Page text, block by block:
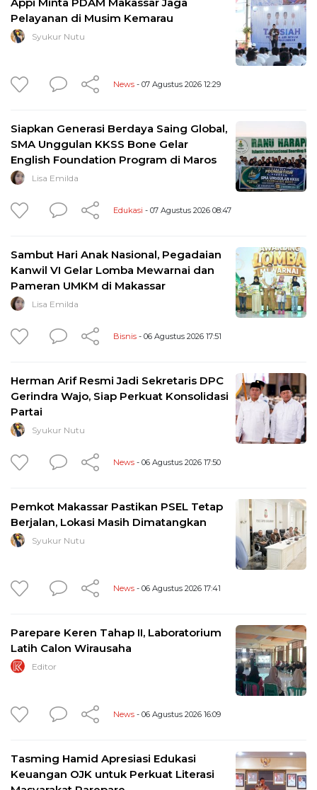
Pelayanan di Musim Kemarau
Syukur Nutu
News - 07 Agustus 2026 12:29
Siapkan Generasi Berdaya Saing Global,
SMA Unggulan KKSS Bone Gelar
English Foundation Program di Maros
Lisa Emilda
Edukasi - 07 Agustus 2026 08:47
Sambut Hari Anak Nasional, Pegadaian
Kanwil VI Gelar Lomba Mewarnai dan
Pameran UMKM di Makassar
Lisa Emilda
Bisnis - 06 Agustus 2026 17:51
Herman Arif Resmi Jadi Sekretaris DPC
Gerindra Wajo, Siap Perkuat Konsolidasi
Partai
Syukur Nutu
News - 06 Agustus 2026 17:50
Pemkot Makassar Pastikan PSEL Tetap
Berjalan, Lokasi Masih Dimatangkan
Syukur Nutu
News - 06 Agustus 2026 17:41
Parepare Keren Tahap II, Laboratorium
Latih Calon Wirausaha
Editor
News - 06 Agustus 2026 16:09
Tasming Hamid Apresiasi Edukasi
Keuangan OJK untuk Perkuat Literasi